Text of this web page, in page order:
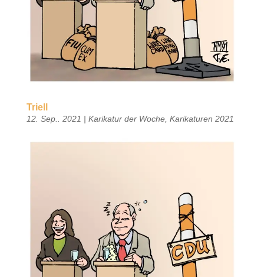
Triell
12. Sep.. 2021 | Karikatur der Woche, Karikaturen 2021